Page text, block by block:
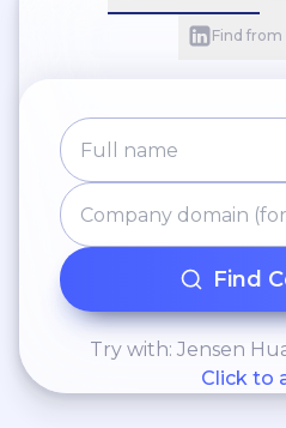
Find from
Find
Try with: Jensen
Click to